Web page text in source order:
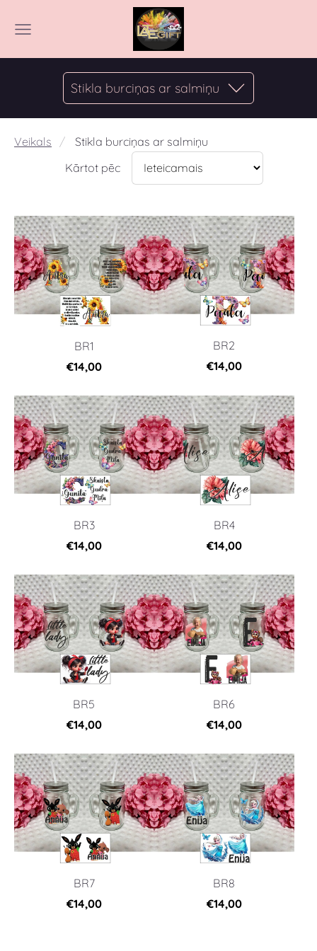
Stikla burciņas ar salmiņu
Veikals
Stikla burciņas ar salmiņu
Kārtot pēc
BR1
€14,00
BR2
€14,00
BR3
€14,00
BR4
€14,00
BR5
€14,00
BR6
€14,00
BR7
€14,00
BR8
€14,00